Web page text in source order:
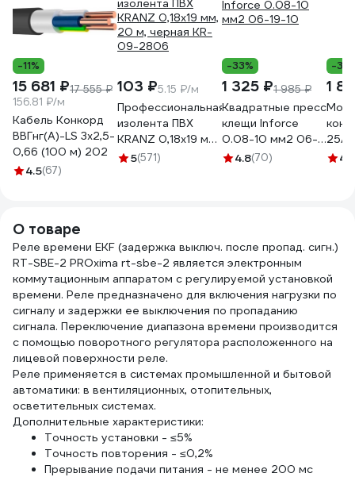
-11%
15 681 ₽17 555 ₽
156.81 ₽/м
Кабель Конкорд
ВВГнг(А)-LS 3х2,5-
0,66 (100 м) 202
4.5(67)
103 ₽5.15 ₽/м
Профессиональная
изолента ПВХ
KRANZ 0,18х19 мм,
20 м, черная KR-
5(571)
-33%
1 325 ₽1 985 ₽
Квадратные пресс
клещи Inforce
0.08-10 мм2 06-
19-10
4.8(70)
-
1
25А
4.5
О товаре
Реле времени EKF (задержка выключ. после пропад. сигн.)
RT-SBE-2 PROxima rt-sbe-2 является электронным
коммутационным аппаратом с регулируемой установкой
времени. Реле предназначено для включения нагрузки по
сигналу и задержки ее выключения по пропаданию
сигнала. Переключение диапазона времени производится
с помощью поворотного регулятора расположенного на
лицевой поверхности реле.
Реле применяется в системах промышленной и бытовой
автоматики: в вентиляционных, отопительных,
осветительных системах.
Дополнительные характеристики:
Точность установки - ≤5%
Точность повторения - ≤0,2%
Прерывание подачи питания - не менее 200 мс